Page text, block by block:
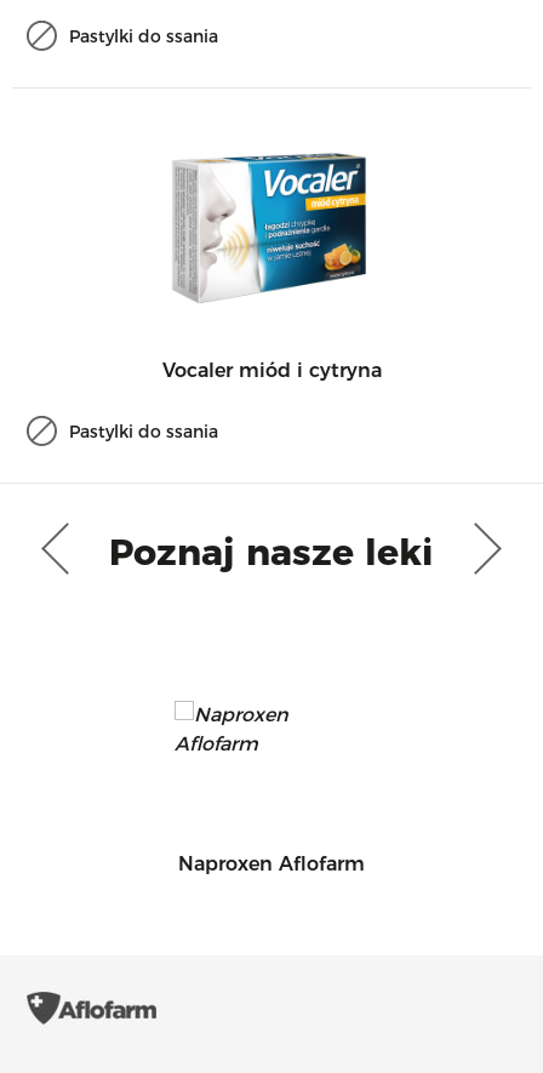
Pastylki do ssania
Vocaler miód i cytryna
Pastylki do ssania
Poznaj nasze leki
Piloxidil, płyn na skórę